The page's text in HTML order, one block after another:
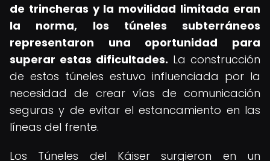
de trincheras y la movilidad limitada eran
la norma, los túneles subterráneos
representaron una oportunidad para
superar estas dificultades. La construcción
de estos túneles estuvo influenciada por la
necesidad de crear vías de comunicación
seguras y de evitar el estancamiento en las
líneas del frente.
Los Túneles del Káiser surgieron en un